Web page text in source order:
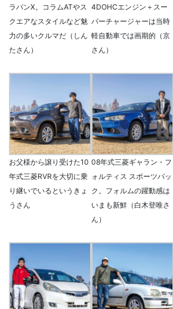
ラパンX。コラムATやス
クエアなスタイルなど魅
力の多いクルマだ（しん
たさん）
4DOHCエンジン＋スー
パーチャージャーは当時
軽自動車では画期的（京
さん）
お父様から譲り受けた10
年式三菱RVRを大切に乗
り継いでいるというきょ
うさん
08年式三菱ギャラン・フ
ォルティス スポーツバッ
ク。フォルムの躍動感は
いまも新鮮（白木登唯さ
ん）